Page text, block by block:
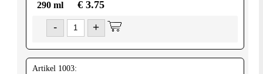
290 ml € 3.75
- +
Artikel 1003: